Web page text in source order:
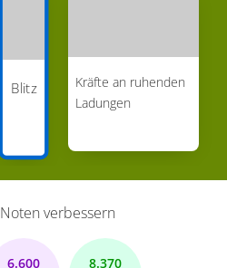
Blitz
Kräfte an ruhenden
Ladungen
Noten verbessern
6.600 8.370